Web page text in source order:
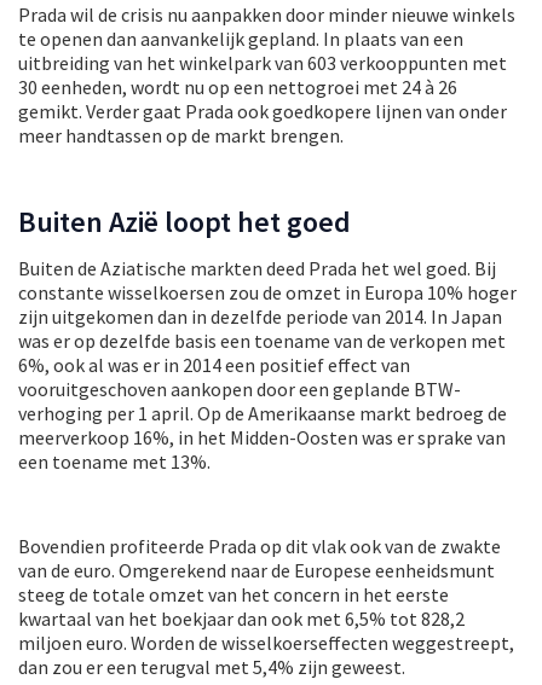
Prada wil de crisis nu aanpakken door minder nieuwe winkels
te openen dan aanvankelijk gepland. In plaats van een
uitbreiding van het winkelpark van 603 verkooppunten met
30 eenheden, wordt nu op een nettogroei met 24 à 26
gemikt. Verder gaat Prada ook goedkopere lijnen van onder
meer handtassen op de markt brengen.
Buiten Azië loopt het goed
Buiten de Aziatische markten deed Prada het wel goed. Bij
constante wisselkoersen zou de omzet in Europa 10% hoger
zijn uitgekomen dan in dezelfde periode van 2014. In Japan
was er op dezelfde basis een toename van de verkopen met
6%, ook al was er in 2014 een positief effect van
vooruitgeschoven aankopen door een geplande BTW-
verhoging per 1 april. Op de Amerikaanse markt bedroeg de
meerverkoop 16%, in het Midden-Oosten was er sprake van
een toename met 13%.
Bovendien profiteerde Prada op dit vlak ook van de zwakte
van de euro. Omgerekend naar de Europese eenheidsmunt
steeg de totale omzet van het concern in het eerste
kwartaal van het boekjaar dan ook met 6,5% tot 828,2
miljoen euro. Worden de wisselkoerseffecten weggestreept,
dan zou er een terugval met 5,4% zijn geweest.